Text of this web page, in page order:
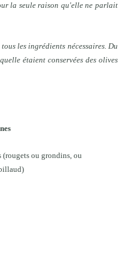
la seule raison qu'elle ne parlait
les ingrédients nécessaires. Du
étaient conservées des olives
(rougets ou grondins, ou